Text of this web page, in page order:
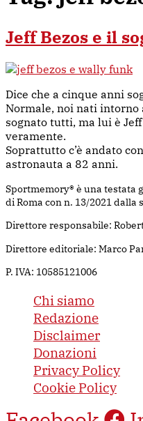
Jeff Bezos e il
Dice che a cinque anni
Normale, noi nati intorno
sognato tutti, ma lui è
veramente.
Soprattutto c’è andato
astronauta a 82 anni.
Sportmemory® è una testata
di Roma con n. 13/2021 dalla
Direttore responsabile:
Direttore editoriale: Marco
P. IVA: 10585121006
Chi siamo
Redazione
Disclaimer
Donazioni
Privacy Policy
Cookie Policy